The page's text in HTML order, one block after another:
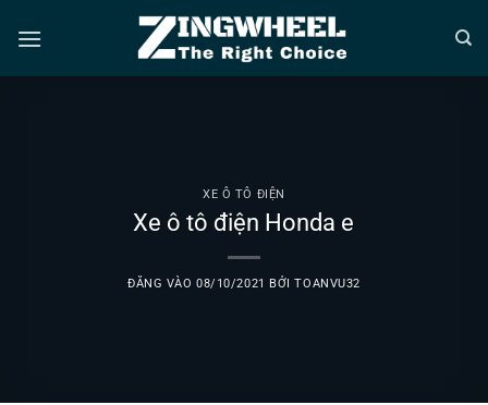
qua
XE Ô TÔ ĐIỆN
Xe ô tô điện Honda e
ĐĂNG VÀO08/10/2021 BỞITOANVU32